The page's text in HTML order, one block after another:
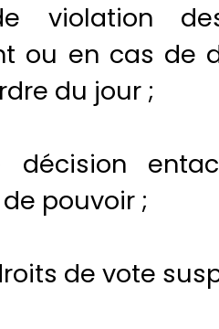
violation
ou en cas de
du jour ;
pouvoir ;
de vote